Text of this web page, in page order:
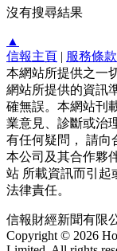
沒有搜尋結果
▲
信報主頁 | 服務條款
本網站所提供之一
網站所提供的資訊
確無誤。本網站刊
業意見、診斷或治
有任何疑問， 請向
本公司及其合作夥
站 所載資訊而引起
法律責任。
信報財經新聞有限
Copyright © 2026